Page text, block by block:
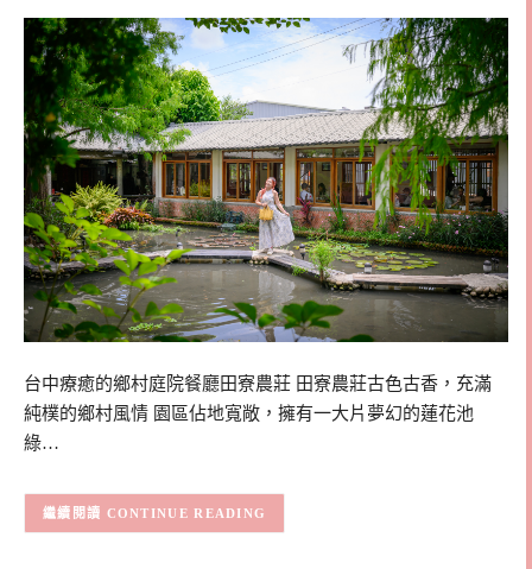
台中療癒的鄉村庭院餐廳田寮農莊 田寮農莊古色古香，充滿
純樸的鄉村風情 園區佔地寬敞，擁有一大片夢幻的蓮花池
綠…
CONTINUE READING